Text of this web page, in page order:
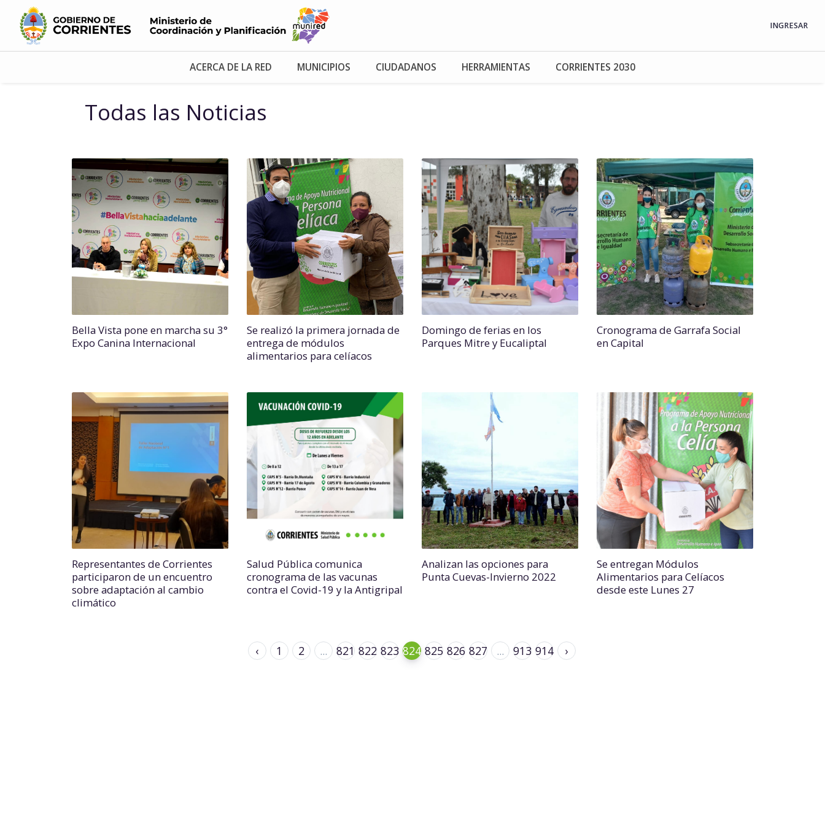
INGRESAR
ACERCA DE LA RED MUNICIPIOS CIUDADANOS HERRAMIENTAS CORRIENTES 2030
Todas las Noticias
Bella Vista pone en marcha su 3°
Expo Canina Internacional
Se realizó la primera jornada de
entrega de módulos
alimentarios para celíacos
Domingo de ferias en los
Parques Mitre y Eucaliptal
Cronograma de Garrafa Social
en Capital
Representantes de Corrientes
participaron de un encuentro
sobre adaptación al cambio
climático
Salud Pública comunica
cronograma de las vacunas
contra el Covid-19 y la Antigripal
Analizan las opciones para
Punta Cuevas-Invierno 2022
Se entregan Módulos
Alimentarios para Celíacos
desde este Lunes 27
‹ 1 2 ... 821 822 823 824 825 826 827 ... 913 914 ›